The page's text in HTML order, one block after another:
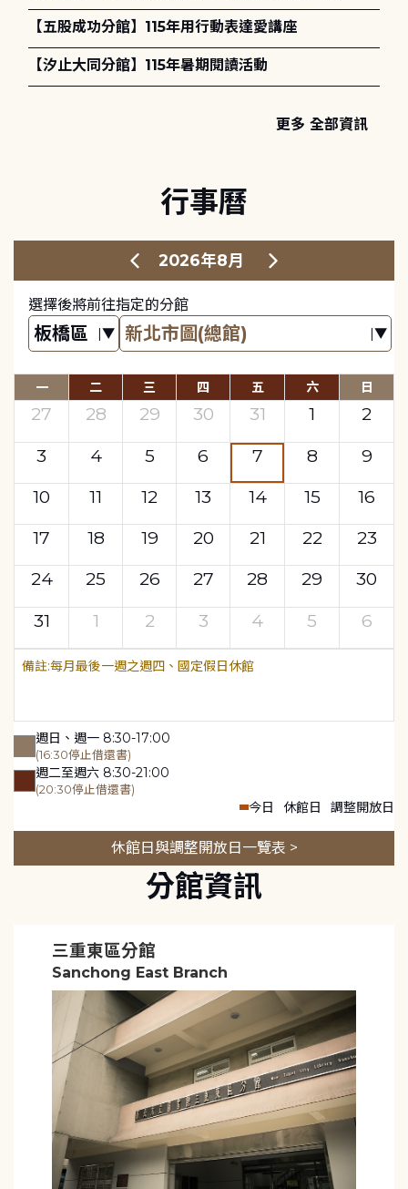
【五股成功分館】115年用行動表達愛講座
【汐止大同分館】115年暑期閱讀活動
更多 全部資訊
行事曆
2026年8月
選擇後將前往指定的分館
一 二 三 四 五 六 日
27 28 29 30 31 1
2
3
4 5 6 7 8
9
10
11 12 13 14 15
16
17
18 19 20 21 22
23
24
25 26 27 28 29
30
31
1 2 3 4 5 6
每月最後一週之週四、國定假日休館
週日、週一 8:30-17:00
(16:30停止借還書)
週二至週六 8:30-21:00
(20:30停止借還書)
今日 休館日 調整開放日
休館日與調整開放日一覽表 >
分館資訊
三重東區分館
Sanchong East Branch